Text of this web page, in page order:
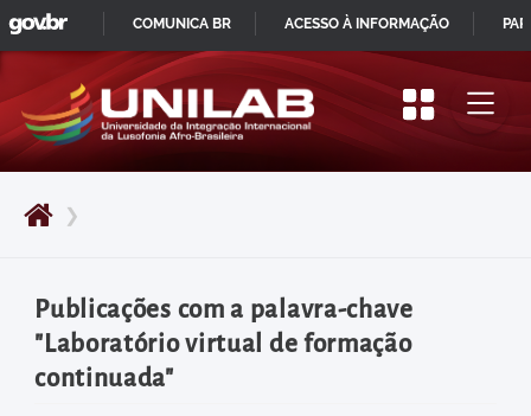
Pular
para
início
do
principal
Acessar
diretamente
o
❯
Publicações com a palavra-chave
"Laboratório virtual de formação
continuada"
IR
PARA
CONTEÚDO
GOVBR
COMUNICA BR ACESSO À INFORMAÇÃO